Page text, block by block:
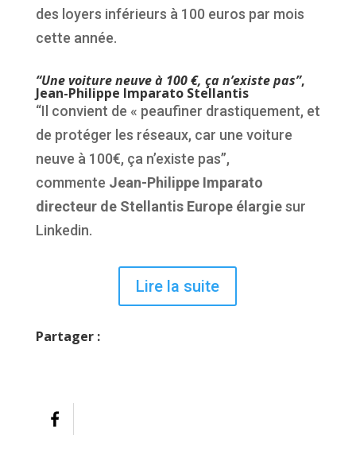
des loyers inférieurs à 100 euros par mois
cette année.
“Une voiture neuve à 100 €, ça n’existe pas”,
Jean-Philippe Imparato Stellantis
“Il convient de « peaufiner drastiquement, et
de protéger les réseaux, car une voiture
neuve à 100€, ça n’existe pas”,
commente Jean-Philippe Imparato
directeur de Stellantis Europe élargie sur
Linkedin.
Lire la suite
Partager :